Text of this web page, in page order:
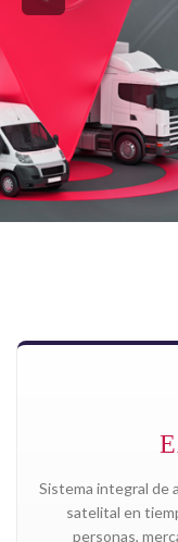
Sistema integral de
satelital en
personas,